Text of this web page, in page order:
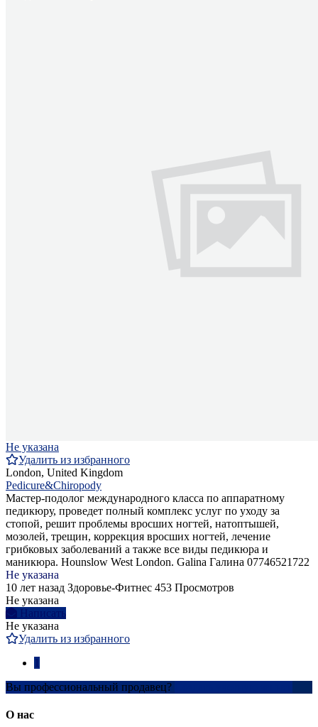
Не указана
Удалить из избранного
London, United Kingdom
Pedicure&Chiropody
Мастер-подолог международного класса по аппаратному
педикюру, проведет полный комплекс услуг по уходу за
стопой, решит проблемы вросших ногтей, натоптышей,
мозолей, трещин, коррекция вросших ногтей, лечение
грибковых заболеваний а также все виды педикюра и
маникюра. Hounslow West London. Galina Галина 07746521722
Не указана
10 лет назад Здоровье-Фитнес 453 Просмотров
Не указана
Написать
Не указана
Удалить из избранного
Вы профессиональный продавец?
О нас